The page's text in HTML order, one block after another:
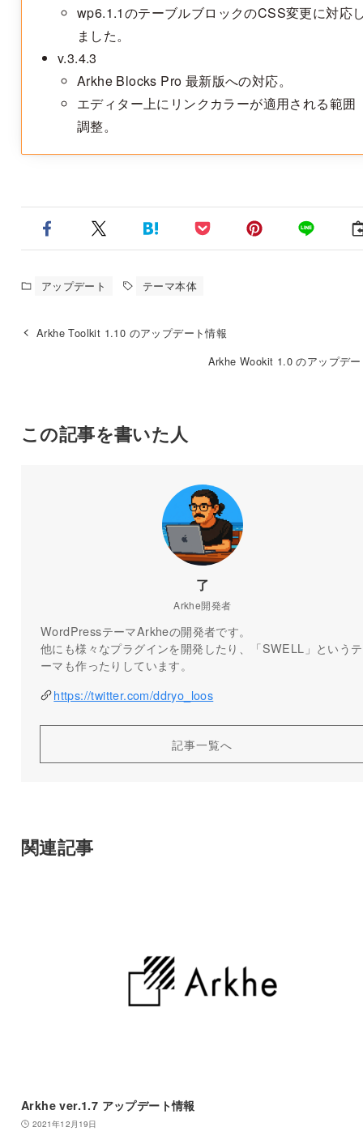
wp6.1.1のテーブルブロックのCSS変更に対応
ました。
v.3.4.3
Arkhe Blocks Pro 最新版への対応。
エディター上にリンクカラーが適用される範囲
調整。
アップデート テーマ本体
Arkhe Toolkit 1.10 のアップデート情報
Arkhe Wookit 1.0 のアップデ
この記事を書いた人
了
Arkhe開発者
WordPressテーマArkheの開発者です。
他にも様々なプラグインを開発したり、「SWELL」というテ
ーマも作ったりしています。
https://twitter.com/ddryo_loos
記事一覧へ
関連記事
Arkhe ver.1.7 アップデート情報
2021年12月19日